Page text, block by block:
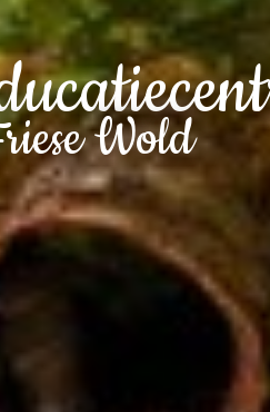
Wold